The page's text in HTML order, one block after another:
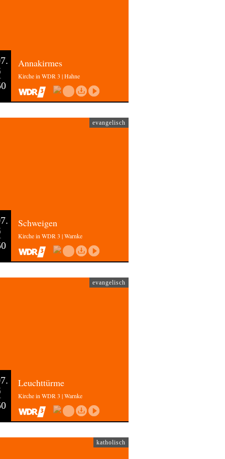
Annakirmes
Kirche in WDR 3 | Hahne
evangelisch
Schweigen
Kirche in WDR 3 | Warnke
evangelisch
Leuchttürme
Kirche in WDR 3 | Warnke
katholisch